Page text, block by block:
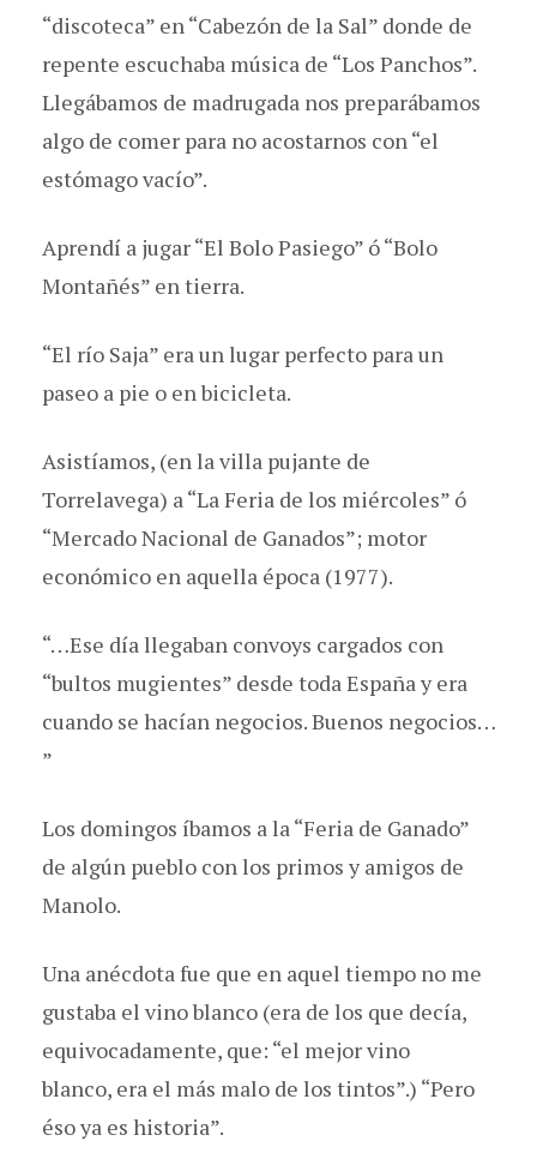
“discoteca” en “Cabezón de la Sal” donde de
repente escuchaba música de “Los Panchos”.
Llegábamos de madrugada nos preparábamos
algo de comer para no acostarnos con “el
estómago vacío”.
Aprendí a jugar “El Bolo Pasiego” ó “Bolo
Montañés” en tierra.
“El río Saja” era un lugar perfecto para un
paseo a pie o en bicicleta.
Asistíamos, (en la villa pujante de
Torrelavega) a “La Feria de los miércoles” ó
“Mercado Nacional de Ganados”; motor
económico en aquella época (1977).
“…Ese día llegaban convoys cargados con
“bultos mugientes” desde toda España y era
cuando se hacían negocios. Buenos negocios…
”
Los domingos íbamos a la “Feria de Ganado”
de algún pueblo con los primos y amigos de
Manolo.
Una anécdota fue que en aquel tiempo no me
gustaba el vino blanco (era de los que decía,
equivocadamente, que: “el mejor vino
blanco, era el más malo de los tintos”.) “Pero
éso ya es historia”.